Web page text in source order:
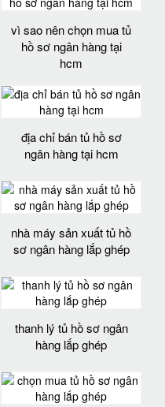
vì sao nên chọn mua tủ
hồ sơ ngân hàng tại
hcm
địa chỉ bán tủ hồ sơ
ngân hàng tại hcm
nhà máy sản xuất tủ hồ
sơ ngân hàng lắp ghép
thanh lý tủ hồ sơ ngân
hàng lắp ghép